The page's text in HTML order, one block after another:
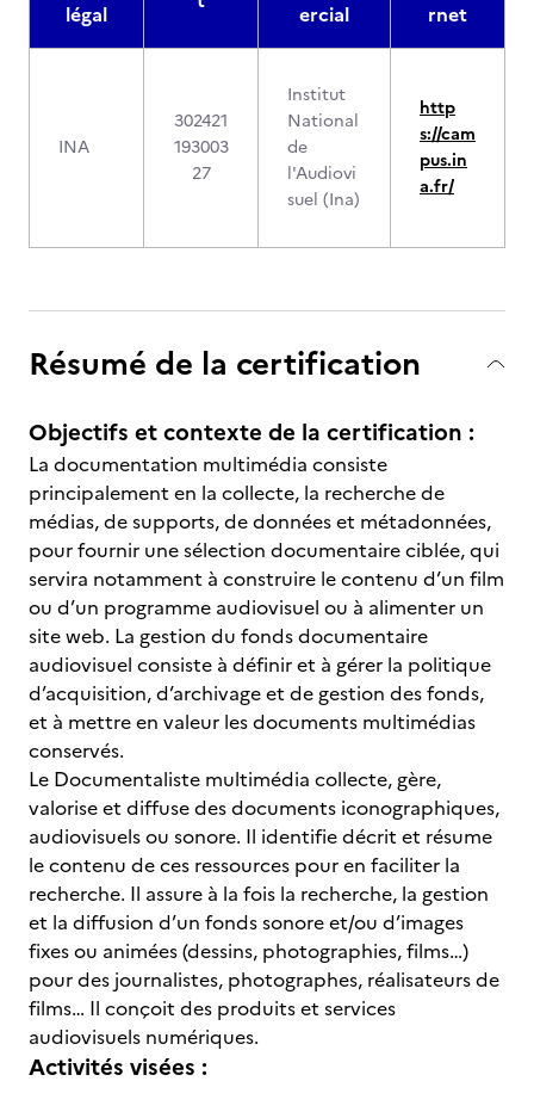
légal
ercial
rnet
INA
302421
193003
27
Institut
National
de
l'Audiovi
suel (Ina)
http
s://cam
pus.in
a.fr/
Résumé de la certification
Objectifs et contexte de la certification :
La documentation multimédia consiste
principalement en la collecte, la recherche de
médias, de supports, de données et métadonnées,
pour fournir une sélection documentaire ciblée, qui
servira notamment à construire le contenu d’un film
ou d’un programme audiovisuel ou à alimenter un
site web. La gestion du fonds documentaire
audiovisuel consiste à définir et à gérer la politique
d’acquisition, d’archivage et de gestion des fonds,
et à mettre en valeur les documents multimédias
conservés.
Le Documentaliste multimédia collecte, gère,
valorise et diffuse des documents iconographiques,
audiovisuels ou sonore. Il identifie décrit et résume
le contenu de ces ressources pour en faciliter la
recherche. Il assure à la fois la recherche, la gestion
et la diffusion d’un fonds sonore et/ou d’images
fixes ou animées (dessins, photographies, films…)
pour des journalistes, photographes, réalisateurs de
films… Il conçoit des produits et services
audiovisuels numériques.
Activités visées :